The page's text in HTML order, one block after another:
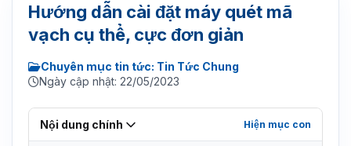
Hướng dẫn cài đặt máy quét mã
vạch cụ thể, cực đơn giản
Chuyên mục tin tức: Tin Tức Chung
Ngày cập nhật: 22/05/2023
Nội dung chính